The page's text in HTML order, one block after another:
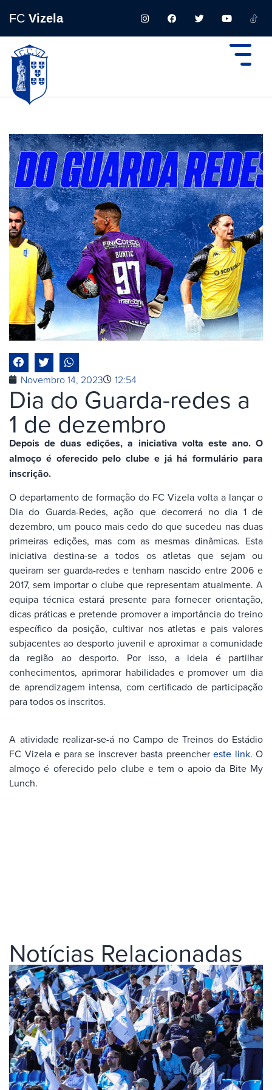
FC Vizela
Novembro 14, 2023 12:54
Dia do Guarda-redes a
1 de dezembro
Depois de duas edições, a iniciativa volta este ano. O
almoço é oferecido pelo clube e já há formulário para
inscrição.
O departamento de formação do FC Vizela volta a lançar o
Dia do Guarda-Redes, ação que decorrerá no dia 1 de
dezembro, um pouco mais cedo do que sucedeu nas duas
primeiras edições, mas com as mesmas dinâmicas. Esta
iniciativa destina-se a todos os atletas que sejam ou
queiram ser guarda-redes e tenham nascido entre 2006 e
2017, sem importar o clube que representam atualmente. A
equipa técnica estará presente para fornecer orientação,
dicas práticas e pretende promover a importância do treino
específico da posição, cultivar nos atletas e pais valores
subjacentes ao desporto juvenil e aproximar a comunidade
da região ao desporto. Por isso, a ideia é partilhar
conhecimentos, aprimorar habilidades e promover um dia
de aprendizagem intensa, com certificado de participação
para todos os inscritos.
A atividade realizar-se-á no Campo de Treinos do Estádio
FC Vizela e para se inscrever basta preencher este link. O
almoço é oferecido pelo clube e tem o apoio da Bite My
Lunch.
Notícias Relacionadas